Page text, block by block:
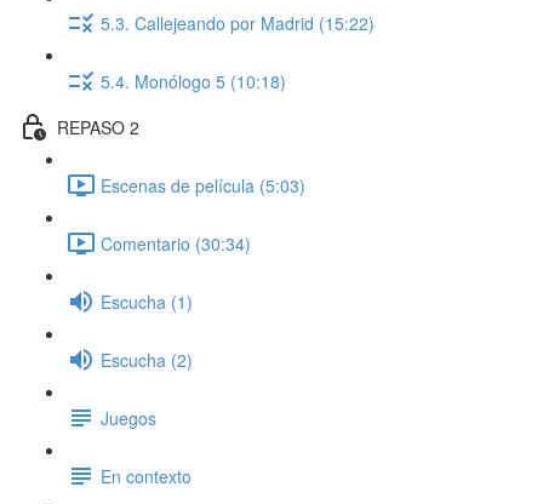
5.3. Callejeando por Madrid (15:22)
5.4. Monólogo 5 (10:18)
REPASO 2
Escenas de película (5:03)
Comentario (30:34)
Escucha (1)
Escucha (2)
Juegos
En contexto